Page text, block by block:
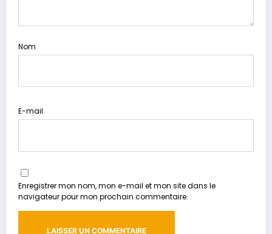
Nom
E-mail
Enregistrer mon nom, mon e-mail et mon site dans le
navigateur pour mon prochain commentaire.